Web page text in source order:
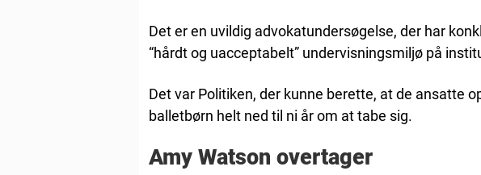
Det er en uvildig advokatundersøgelse, der har
“hårdt og uacceptabelt” undervisningsmiljø på
Det var Politiken, der kunne berette, at de ansatte
balletbørn helt ned til ni år om at tabe sig.
Amy Watson overtager